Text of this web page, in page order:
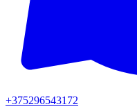
+375296543172